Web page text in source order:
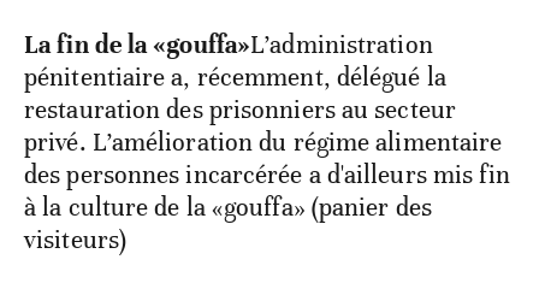
La fin de la «gouffa»L’administration
pénitentiaire a, récemment, délégué la
restauration des prisonniers au secteur
privé. L’amélioration du régime alimentaire
des personnes incarcérée a d'ailleurs mis fin
à la culture de la «gouffa» (panier des
visiteurs)